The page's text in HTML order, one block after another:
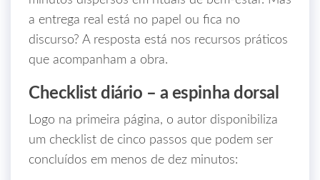
a entrega real está no papel ou fica no
discurso? A resposta está nos recursos práticos
que acompanham a obra.
Checklist diário – a espinha dorsal
Logo na primeira página, o autor disponibiliza
um checklist de cinco passos que podem ser
concluídos em menos de dez minutos: